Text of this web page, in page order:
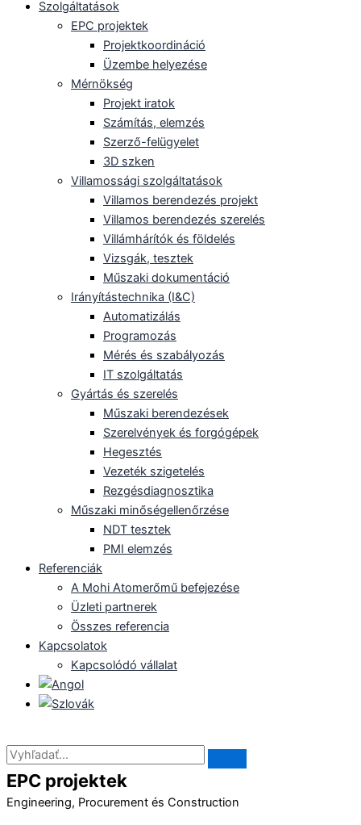
Szolgáltatások
EPC projektek
Projektkoordináció
Üzembe helyezése
Mérnökség
Projekt iratok
Számítás, elemzés
Szerző-felügyelet
3D szken
Villamossági szolgáltatások
Villamos berendezés projekt
Villamos berendezés szerelés
Villámhárítók és földelés
Vizsgák, tesztek
Műszaki dokumentáció
Irányítástechnika (I&C)
Automatizálás
Programozás
Mérés és szabályozás
IT szolgáltatás
Gyártás és szerelés
Műszaki berendezések
Szerelvények és forgógépek
Hegesztés
Vezeték szigetelés
Rezgésdiagnosztika
Műszaki minőségellenőrzése
NDT tesztek
PMI elemzés
Referenciák
A Mohi Atomerőmű befejezése
Üzleti partnerek
Összes referencia
Kapcsolatok
Kapcsolódó vállalat
EPC projektek
Engineering, Procurement és Construction